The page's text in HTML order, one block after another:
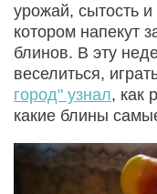
урожай, сытость и
котором напекут
блинов. В эту
веселиться,
город" узнал, как
какие блины